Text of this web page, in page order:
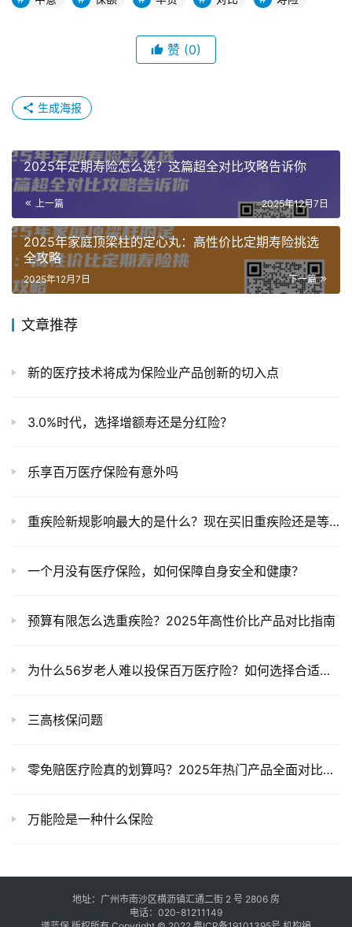
赞 (0)
生成海报
2025年定期寿险怎么选？这篇超全对比攻略告诉你
上一篇 2025年12月7日
2025年家庭顶梁柱的定心丸：高性价比定期寿险挑选
全攻略
下一篇
2025年12月7日
文章推荐
新的医疗技术将成为保险业产品创新的切入点
3.0%时代，选择增额寿还是分红险？
乐享百万医疗保险有意外吗
重疾险新规影响最大的是什么？现在买旧重疾险还是等新重疾险上市？
一个月没有医疗保险，如何保障自身安全和健康？
预算有限怎么选重疾险？2025年高性价比产品对比指南
为什么56岁老人难以投保百万医疗险？如何选择合适的产品？
三高核保问题
零免赔医疗险真的划算吗？2025年热门产品全面对比，帮你避坑省心！
万能险是一种什么保险
地址：广州市南沙区横沥镇汇通二街 2 号 2806 房
电话：020-81211149